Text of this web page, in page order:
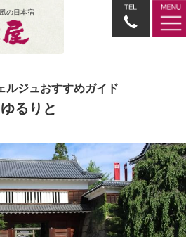
の日本宿
ルジュおすすめガイド
ゆるりと